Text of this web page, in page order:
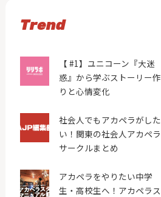
Trend
【 #1】ユニコーン『大迷
惑』から学ぶストーリー作
りと心情変化
社会人でもアカペラがした
い！関東の社会人アカペラ
サークルまとめ
アカペラをやりたい中学
生・高校生へ！アカペラス